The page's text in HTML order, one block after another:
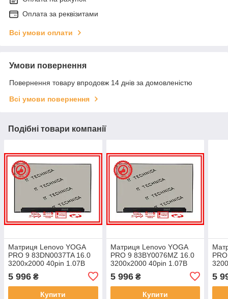
Оплата за реквізитами
Всі умови оплати
Умови повернення
Повернення товару впродовж 14 днів за домовленістю
Всі умови повернення
Подібні товари компанії
Матриця Lenovo YOGA
PRO 9 83DN0037TA 16.0
3200x2000 40pin 1.07B
для ноутбука
5 996 ₴
Купити
Матриця Lenovo YOGA
PRO 9 83BY0076MZ 16.0
3200x2000 40pin 1.07B
для ноутбука
5 996₴
Купити
для
5